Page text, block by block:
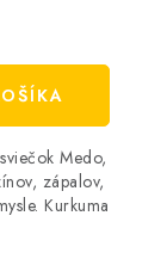
Medo,
zápalov,
Kurkuma